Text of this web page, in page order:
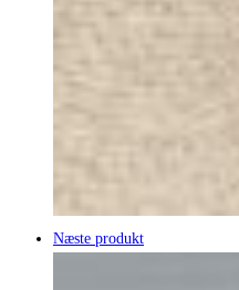
Næste produkt